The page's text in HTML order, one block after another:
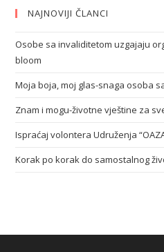
NAJNOVIJI ČLANCI
Osobe sa invaliditetom uzgajaju
bloom
Moja boja, moj glas-snaga osoba
Znam i mogu-životne vještine za
Ispraćaj volontera Udruženja
Korak po korak do samostalnog